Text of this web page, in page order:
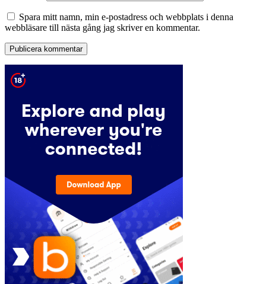
Spara mitt namn, min e-postadress och webbplats i denna
webbläsare till nästa gång jag skriver en kommentar.